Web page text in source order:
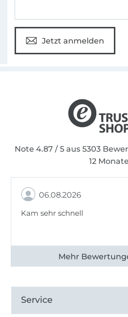
Jetzt anmelden
Note 4.87 / 5 aus 5303
12 Monate
06.08.2026
Kam sehr schnell
Alle 82950 Bewertungen
Service